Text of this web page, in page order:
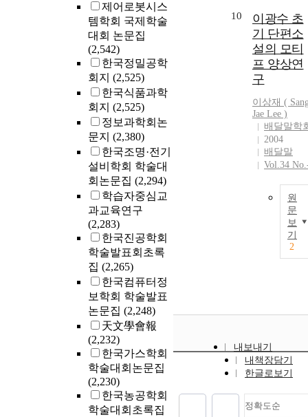
제어로봇시스
템학회 국제학술
대회 논문집
(2,542)
한국정밀공학
회지 (2,525)
한국식품과학
회지 (2,525)
정보과학회논
문지 (2,380)
한국조명·전기
설비학회 학술대
회논문집 (2,294)
학습자중심교
과교육연구
(2,283)
한국진공학회
학술발표회초록
집 (2,265)
한국컴퓨터정
보학회 학술발표
논문집 (2,248)
天文學會報
(2,232)
한국가스학회
학술대회논문집
(2,230)
한국농공학회
학술대회초록집
10
이광수 초
기 단편소
설의 모티
프 양상연
구
이상재 (
Jae Lee )
배달말학
2004
배달말
Vol.34
원
문
보
기
2
내보내기
내책장담기
한글로보기
정확도순